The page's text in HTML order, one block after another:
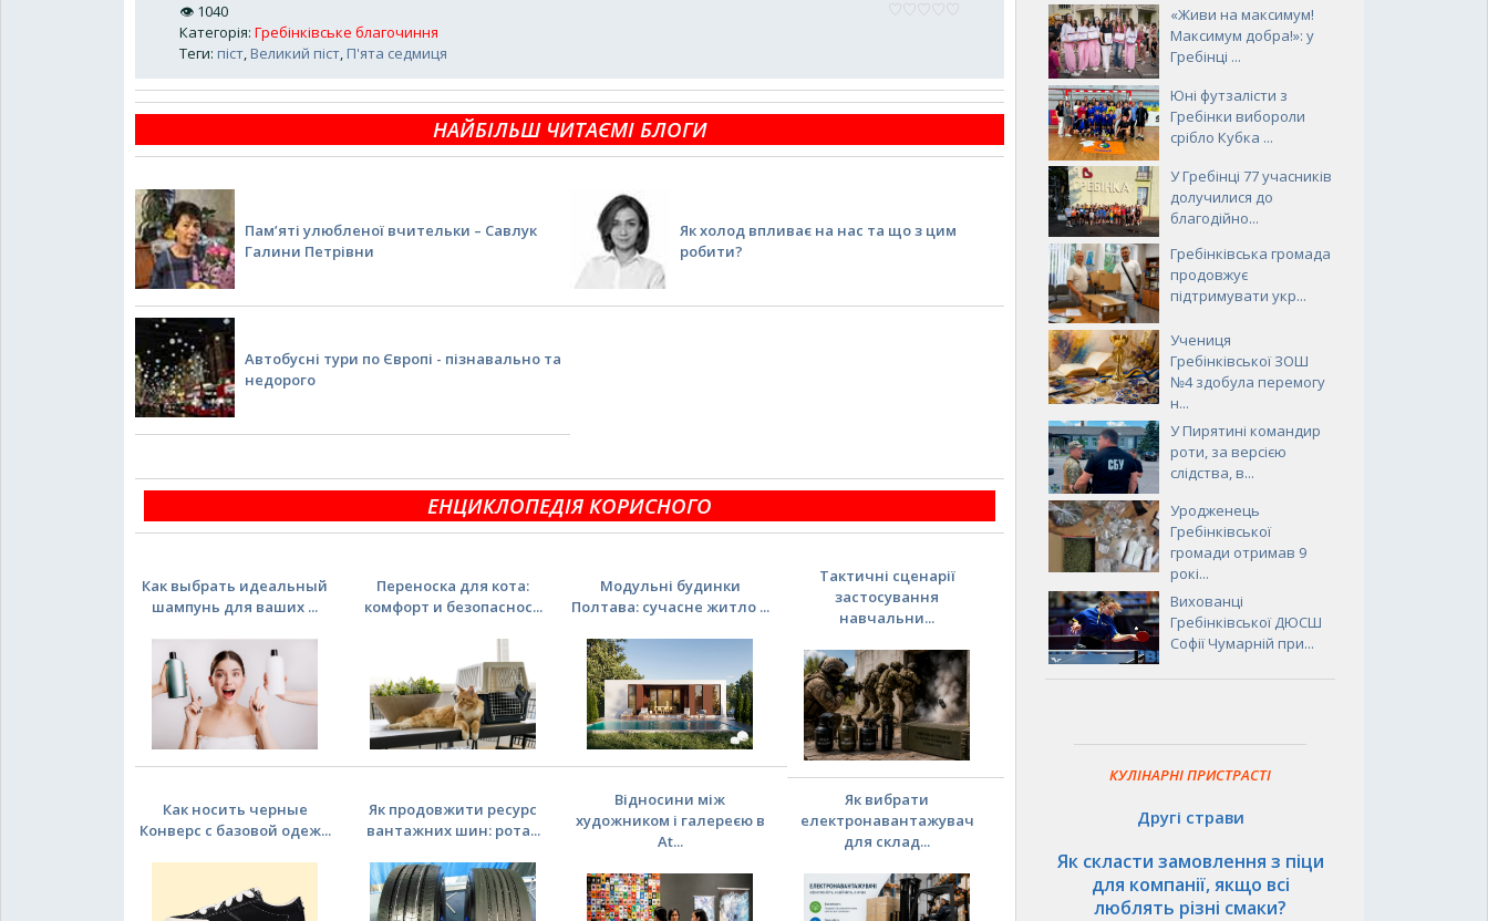
👁 1040
Категорія: Гребінківське благочиння
Теги: піст, Великий піст, П'ята седмиця
НАЙБІЛЬШ ЧИТАЄМІ БЛОГИ
Пам’яті улюбленої вчительки – Савлук
Галини Петрівни
Як холод впливає на нас та що з цим
робити?
Автобусні тури по Європі - пізнавально та
недорого
ЕНЦИКЛОПЕДІЯ КОРИСНОГО
Как выбрать идеальный
шампунь для ваших ...
Переноска для кота:
комфорт и безопаснос...
Модульні будинки
Полтава: сучасне житло ...
Тактичні сценарії
застосування
навчальни...
Как носить черные
Конверс с базовой одеж...
Як продовжити ресурс
вантажних шин: рота...
Відносини між
художником і галереєю в
At...
Як вибрати
електронавантажувач
для склад...
«Живи на максимум!
Максимум добра!»: у
Гребінці ...
Юні футзалісти з
Гребінки вибороли
срібло Кубка ...
У Гребінці 77 учасників
долучилися до
благодійно...
Гребінківська громада
продовжує
підтримувати укр...
Учениця
Гребінківської ЗОШ
№4 здобула перемогу
н...
У Пирятині командир
роти, за версією
слідства, в...
Уродженець
Гребінківської
громади отримав 9
рокі...
Вихованці
Гребінківської ДЮСШ
Софії Чумарній при...
КУЛІНАРНІ ПРИСТРАСТІ
Другі страви
Як скласти замовлення з піци
для компанії, якщо всі
люблять різні смаки?